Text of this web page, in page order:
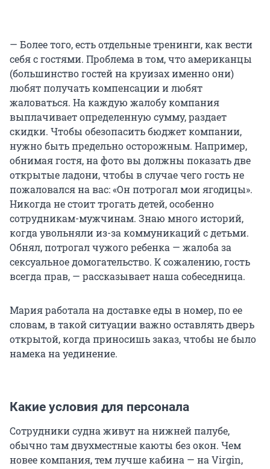
— Более того, есть отдельные тренинги, как вести
себя с гостями. Проблема в том, что американцы
(большинство гостей на круизах именно они)
любят получать компенсации и любят
жаловаться. На каждую жалобу компания
выплачивает определенную сумму, раздает
скидки. Чтобы обезопасить бюджет компании,
нужно быть предельно осторожным. Например,
обнимая гостя, на фото вы должны показать две
открытые ладони, чтобы в случае чего гость не
пожаловался на вас: «Он потрогал мои ягодицы».
Никогда не стоит трогать детей, особенно
сотрудникам-мужчинам. Знаю много историй,
когда увольняли из-за коммуникаций с детьми.
Обнял, потрогал чужого ребенка — жалоба за
сексуальное домогательство. К сожалению, гость
всегда прав, — рассказывает наша собеседница.
Мария работала на доставке еды в номер, по ее
словам, в такой ситуации важно оставлять дверь
открытой, когда приносишь заказ, чтобы не было
намека на уединение.
Какие условия для персонала
Сотрудники судна живут на нижней палубе,
обычно там двухместные каюты без окон. Чем
новее компания, тем лучше кабина — на Virgin,